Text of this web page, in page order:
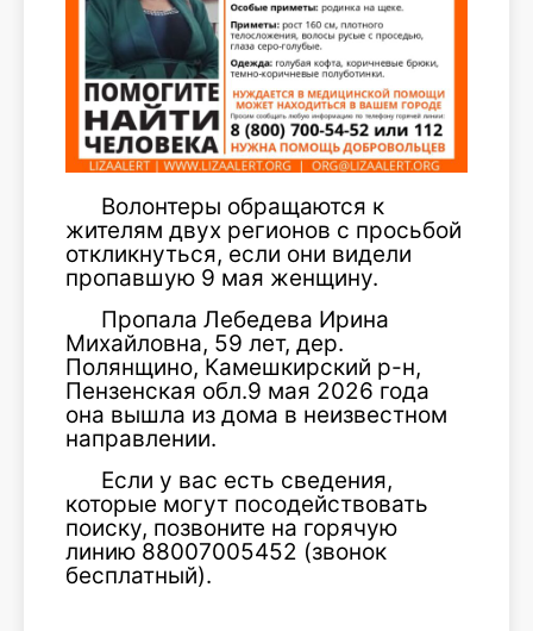
Волонтеры обращаются к
жителям двух регионов с просьбой
откликнуться, если они видели
пропавшую 9 мая женщину.
Пропала Лебедева Ирина
Михайловна, 59 лет, дер.
Полянщино, Камешкирский р-н,
Пензенская обл.9 мая 2026 года
она вышла из дома в неизвестном
направлении.
Если у вас есть сведения,
которые могут посодействовать
поиску, позвоните на горячую
линию 88007005452 (звонок
бесплатный).